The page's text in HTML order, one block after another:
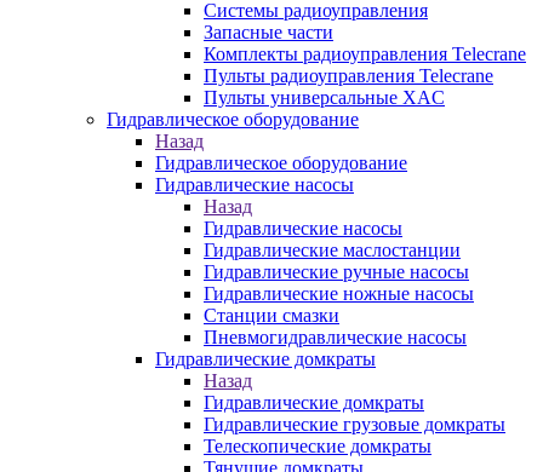
Системы радиоуправления
Запасные части
Комплекты радиоуправления Telecrane
Пульты радиоуправления Telecrane
Пульты универсальные XAC
Гидравлическое оборудование
Назад
Гидравлическое оборудование
Гидравлические насосы
Назад
Гидравлические насосы
Гидравлические маслостанции
Гидравлические ручные насосы
Гидравлические ножные насосы
Станции смазки
Пневмогидравлические насосы
Гидравлические домкраты
Назад
Гидравлические домкраты
Гидравлические грузовые домкраты
Телескопические домкраты
Тянущие домкраты